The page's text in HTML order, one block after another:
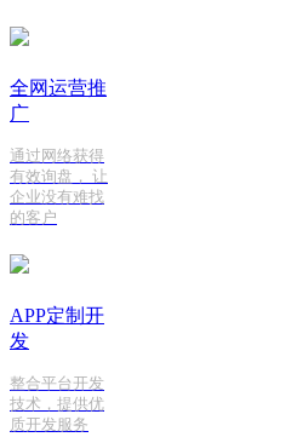
全网运营推
广
通过网络获得
有效询盘， 让
企业没有难找
的客户
APP定制开
发
整合平台开发
技术，提供优
质开发服务